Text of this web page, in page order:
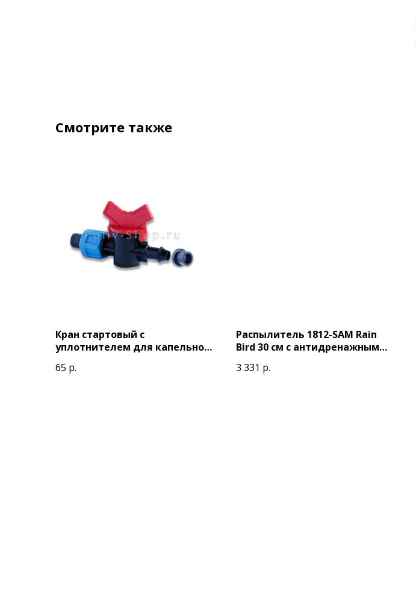
Смотрите также
Кран стартовый с
уплотнителем для капельной
65 р.
Распылитель 1812-SAM Rain
Bird 30 см с антидренажным
3 331 р.